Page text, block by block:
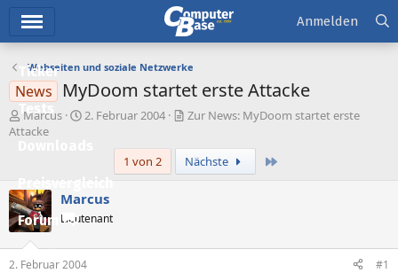
Ticker
Tests
Preisvergleich
Forum
Anmelden
Webseiten und soziale Netzwerke
News MyDoom startet erste Attacke
E
r
e
l
l
e
r
Marcus
E
e
l
t
m
2. Februar 2004
Zur News: MyDoom startet erste
Attacke
1 von 2
Nächste
Marcus
Lieutenant
2. Februar 2004 #1